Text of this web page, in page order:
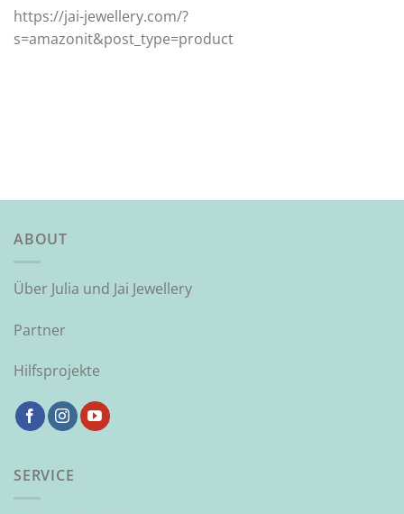
https://jai-jewellery.com/?
s=amazonit&post_type=product
ABOUT
Über Julia und Jai Jewellery
Partner
Hilfsprojekte
SERVICE